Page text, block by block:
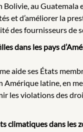
au
et d’améliorer la
des fournisseurs de
dans les pays
aide ses États
latine, en
les violations des
climatiques dans les